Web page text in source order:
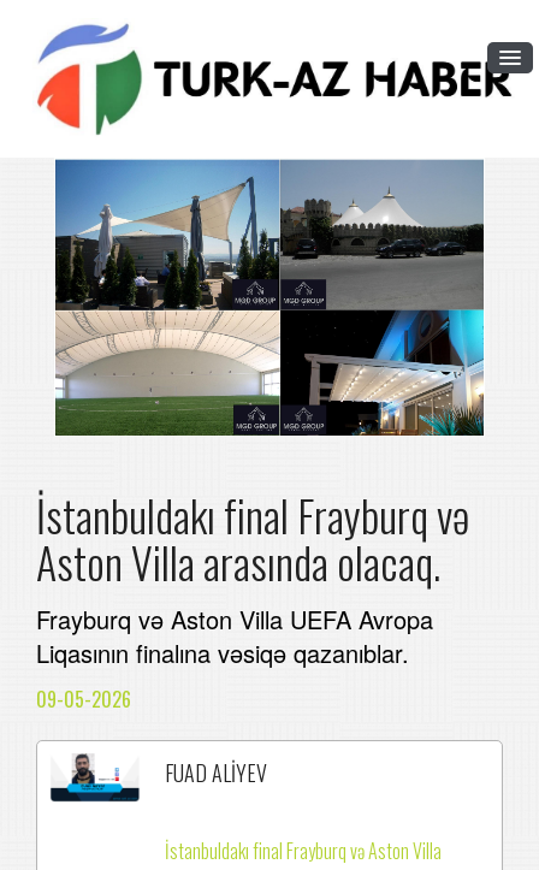
İstanbuldakı final Frayburq və
Aston Villa arasında olacaq.
Frayburq və Aston Villa UEFA Avropa
Liqasının finalına vəsiqə qazanıblar.
09-05-2026
FUAD ALİYEV
İstanbuldakı final Frayburq və Aston Villa